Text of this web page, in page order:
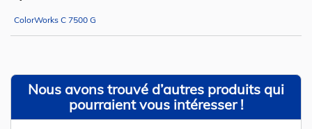
ColorWorks C 7500 G
Nous avons trouvé d’autres produits qui
pourraient vous intéresser !